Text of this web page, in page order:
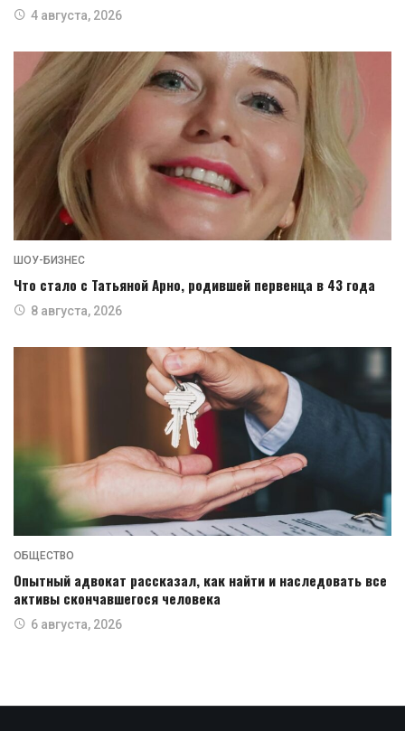
4 августа, 2026
ШОУ-БИЗНЕС
Что стало с Татьяной Арно, родившей первенца в 43 года
8 августа, 2026
ОБЩЕСТВО
Опытный адвокат рассказал, как найти и наследовать все
активы скончавшегося человека
6 августа, 2026